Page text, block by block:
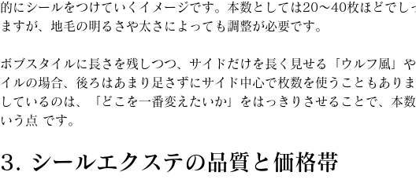
的にシールをつけていくイメージです。本数としては20〜40枚ほどでし
ますが、地毛の明るさや太さによっても調整が必要です。
ボブスタイルに長さを残しつつ、サイドだけを長く見せる「ウルフ風」
イルの場合、後ろはあまり足さずにサイド中心で枚数を使うこともあり
しているのは、「どこを一番変えたいか」をはっきりさせることで、本
いう点 です。
3. シールエクステの品質と価格帯